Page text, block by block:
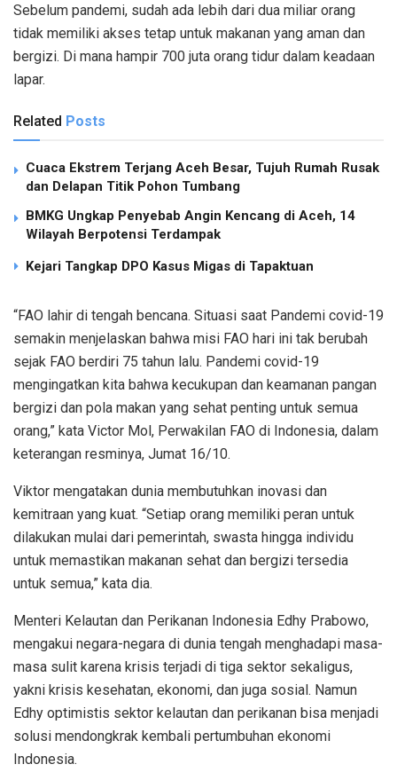
Sebelum pandemi, sudah ada lebih dari dua miliar orang
tidak memiliki akses tetap untuk makanan yang aman dan
bergizi. Di mana hampir 700 juta orang tidur dalam keadaan
lapar.
Related Posts
Cuaca Ekstrem Terjang Aceh Besar, Tujuh Rumah Rusak
dan Delapan Titik Pohon Tumbang
BMKG Ungkap Penyebab Angin Kencang di Aceh, 14
Wilayah Berpotensi Terdampak
Kejari Tangkap DPO Kasus Migas di Tapaktuan
“FAO lahir di tengah bencana. Situasi saat Pandemi covid-19
semakin menjelaskan bahwa misi FAO hari ini tak berubah
sejak FAO berdiri 75 tahun lalu. Pandemi covid-19
mengingatkan kita bahwa kecukupan dan keamanan pangan
bergizi dan pola makan yang sehat penting untuk semua
orang,” kata Victor Mol, Perwakilan FAO di Indonesia, dalam
keterangan resminya, Jumat 16/10.
Viktor mengatakan dunia membutuhkan inovasi dan
kemitraan yang kuat. “Setiap orang memiliki peran untuk
dilakukan mulai dari pemerintah, swasta hingga individu
untuk memastikan makanan sehat dan bergizi tersedia
untuk semua,” kata dia.
Menteri Kelautan dan Perikanan Indonesia Edhy Prabowo,
mengakui negara-negara di dunia tengah menghadapi masa-
masa sulit karena krisis terjadi di tiga sektor sekaligus,
yakni krisis kesehatan, ekonomi, dan juga sosial. Namun
Edhy optimistis sektor kelautan dan perikanan bisa menjadi
solusi mendongkrak kembali pertumbuhan ekonomi
Indonesia.